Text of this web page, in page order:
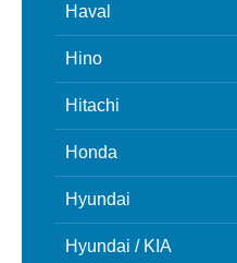
Haval
Hino
Hitachi
Honda
Hyundai
Hyundai / KIA